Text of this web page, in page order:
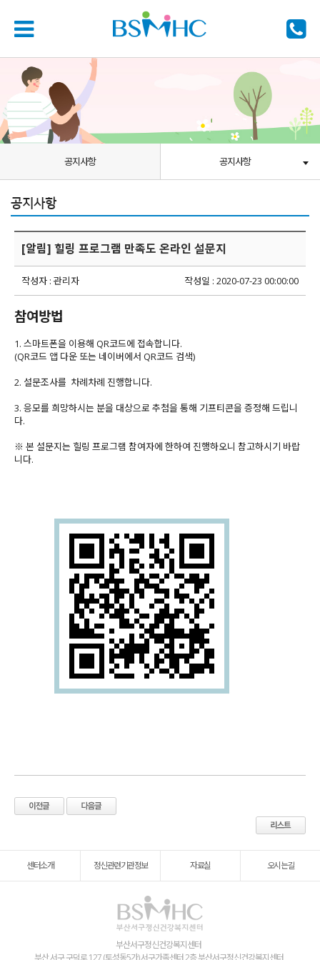
공지사항 공지사항
공지사항
[알림] 힐링 프로그램 만족도 온라인 설문지
작성자 : 관리자 작성일 : 2020-07-23 00:00:00
참여방법
1. 스마트폰을 이용해 QR코드에 접속합니다.
(QR코드 앱 다운 또는 네이버에서 QR코드 검색)
2. 설문조사를 차례차례 진행합니다.
3. 응모를 희망하시는 분을 대상으로 추첨을 통해 기프티콘을 증정해 드립니
다.
※ 본 설문지는 힐링 프로그램 참여자에 한하여 진행하오니 참고하시기 바랍
니다.
센터소개 정신관련기관정보 자료실 오시는길
부산서구정신건강복지센터
부산 서구 구덕로 127 (토성동5가) 서구가족센터 2층 부산서구정신건강복지센터